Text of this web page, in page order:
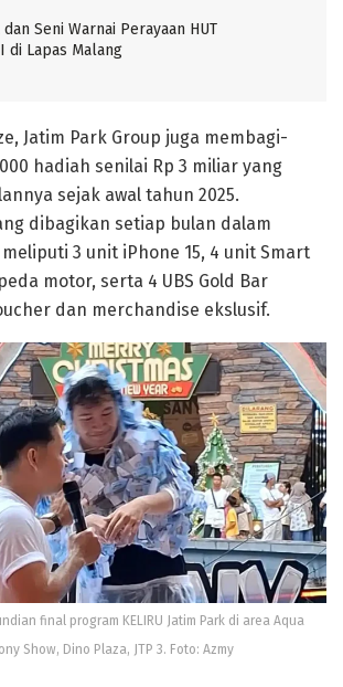
Seni Warnai Perayaan HUT
di Lapas Malang
Jatim Park Group juga membagi-
hadiah senilai Rp 3 miliar yang
sejak awal tahun 2025.
dibagikan setiap bulan dalam
meliputi 3 unit iPhone 15, 4 unit Smart
motor, serta 4 UBS Gold Bar
dan merchandise ekslusif.
final program KELIRU Jatim Park di area Aqua
Show, Dino Plaza, JTP 3. Foto: Azmy